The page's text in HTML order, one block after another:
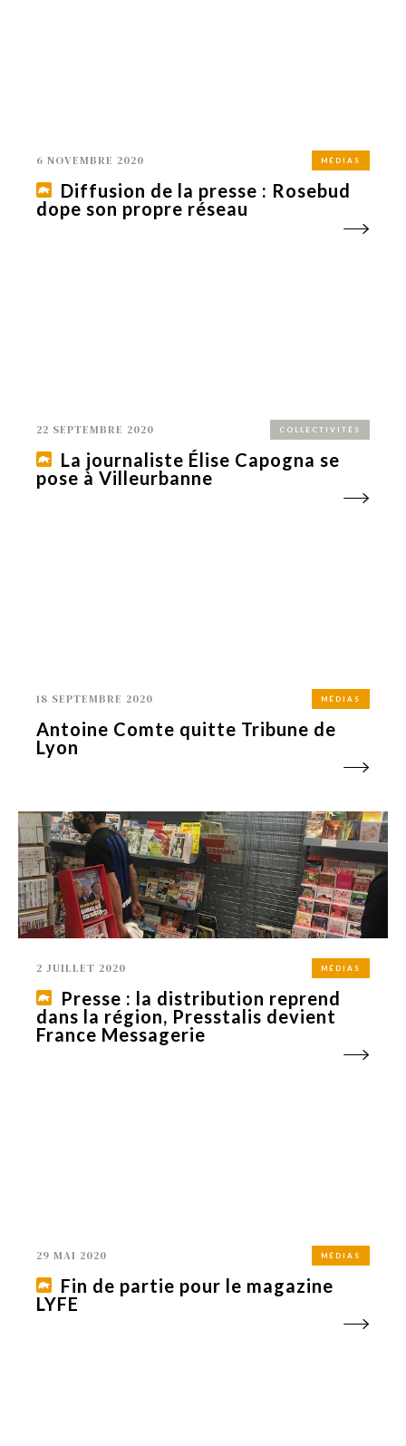
6 NOVEMBRE 2020 MÉDIAS
Diffusion de la presse : Rosebud
dope son propre réseau
22 SEPTEMBRE 2020 COLLECTIVITÉS
La journaliste Élise Capogna se
pose à Villeurbanne
18 SEPTEMBRE 2020 MÉDIAS
Antoine Comte quitte Tribune de
Lyon
2 JUILLET 2020 MÉDIAS
Presse : la distribution reprend
dans la région, Presstalis devient
France Messagerie
29 MAI 2020 MÉDIAS
Fin de partie pour le magazine
LYFE